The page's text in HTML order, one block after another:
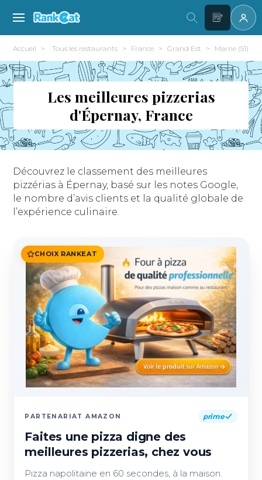
Accueil Tous les restaurants France Grand Est Marne (51)
Les meilleures pizzerias
d'Épernay, France
Découvrez le classement des meilleures
pizzérias à Épernay, basé sur les notes Google,
le nombre d’avis clients et la qualité globale de
l’expérience culinaire.
CHOIX RANKEAT
PARTENARIAT AMAZON prime
Faites une pizza digne des
meilleures pizzerias, chez vous
Pizza napolitaine en 60 secondes, à la maison.